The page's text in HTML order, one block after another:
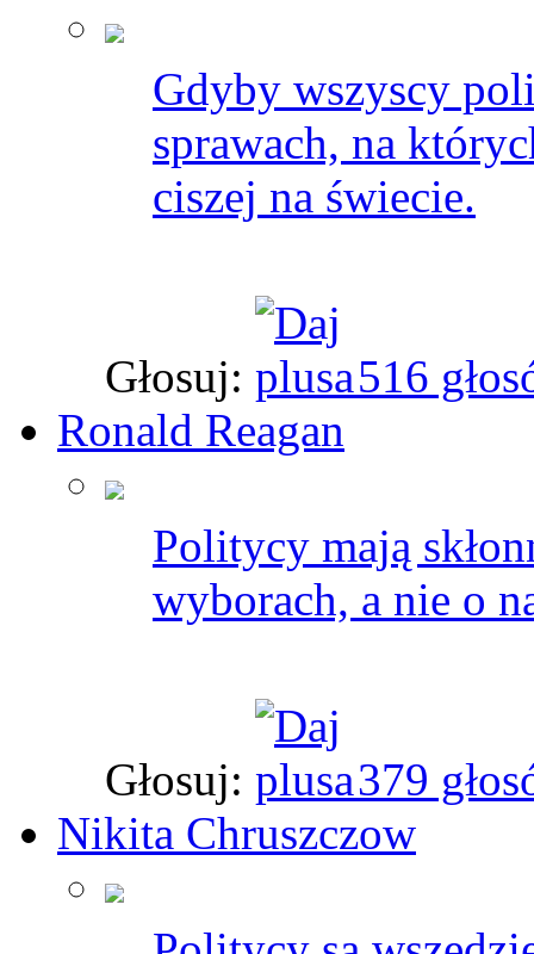
Gdyby wszyscy
sprawach, na
ciszej na świecie.
Głosuj:
516
Ronald Reagan
Politycy mają
wyborach, a nie o
Głosuj:
379
Nikita Chruszczow